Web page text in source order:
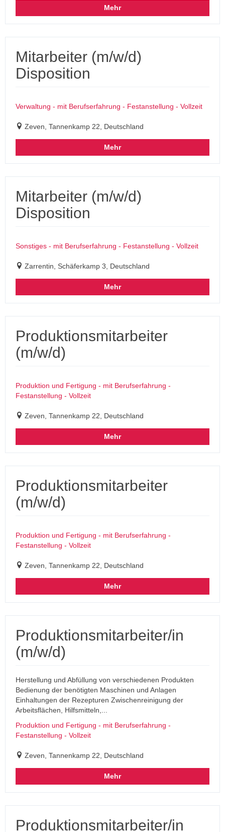
Mehr
Mitarbeiter (m/w/d)
Disposition
Verwaltung - mit Berufserfahrung - Festanstellung - Vollzeit
Zeven, Tannenkamp 22, Deutschland
Mehr
Mitarbeiter (m/w/d)
Disposition
Sonstiges - mit Berufserfahrung - Festanstellung - Vollzeit
Zarrentin, Schäferkamp 3, Deutschland
Mehr
Produktionsmitarbeiter
(m/w/d)
Produktion und Fertigung - mit Berufserfahrung -
Festanstellung - Vollzeit
Zeven, Tannenkamp 22, Deutschland
Mehr
Produktionsmitarbeiter
(m/w/d)
Produktion und Fertigung - mit Berufserfahrung -
Festanstellung - Vollzeit
Zeven, Tannenkamp 22, Deutschland
Mehr
Produktionsmitarbeiter/in
(m/w/d)
Herstellung und Abfüllung von verschiedenen Produkten
Bedienung der benötigten Maschinen und Anlagen
Einhaltungen der Rezepturen Zwischenreinigung der
Arbeitsflächen, Hilfsmitteln,...
Produktion und Fertigung - mit Berufserfahrung -
Festanstellung - Vollzeit
Zeven, Tannenkamp 22, Deutschland
Mehr
Produktionsmitarbeiter/in